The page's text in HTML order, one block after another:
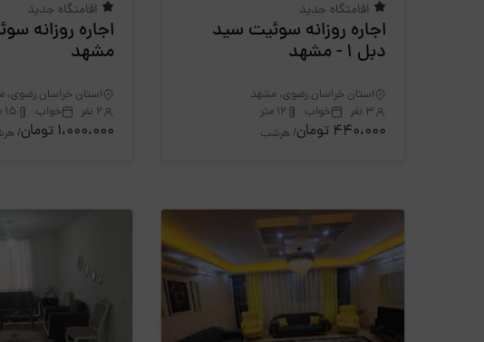
اقامتگاه جدید
اجاره روزانه سوئیت سید
دبل 1 - مشهد
استان خراسان رضوی، مشهد
3 نفر
خواب 12 متر
440،000 تومان / هرشب
اقامتگاه جدید
اجاره روزانه
مشهد
استان خراسان رضوی،
2 نفر
خواب 15 متر
1،000،000 تومان /